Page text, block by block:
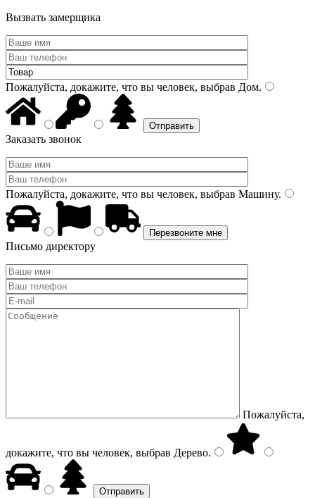
Вызвать замерщика
Пожалуйста, докажите, что вы человек, выбрав Дом.
Заказать звонок
Пожалуйста, докажите, что вы человек, выбрав Машину.
Письмо директору
Пожалуйста,
докажите, что вы человек, выбрав Дерево.